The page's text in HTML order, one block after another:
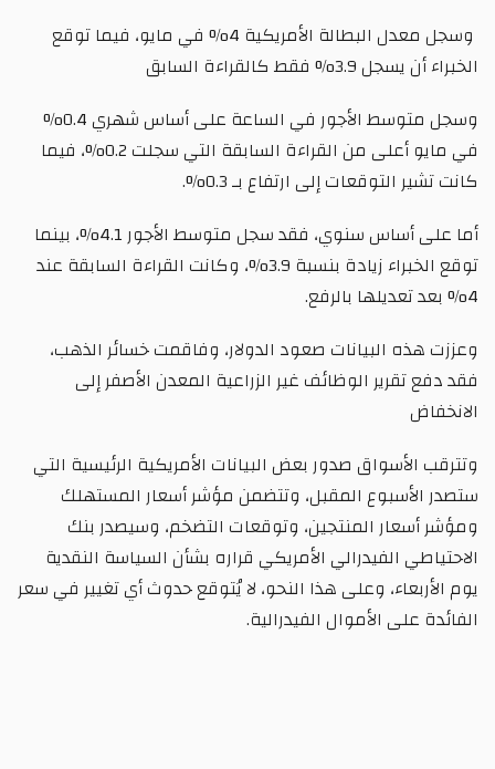
وسجل معدل البطالة الأمريكية 4% في مايو، فيما توقع
الخبراء أن يسجل 3.9% فقط كالقراءة السابق
وسجل متوسط الأجور في الساعة على أساس شهري 0.4%
في مايو أعلى من القراءة السابقة التي سجلت 0.2%، فيما
كانت تشير التوقعات إلى ارتفاع بـ 0.3%.
أما على أساس سنوي، فقد سجل متوسط الأجور 4.1%، بينما
توقع الخبراء زيادة بنسبة 3.9%، وكانت القراءة السابقة عند
4% بعد تعديلها بالرفع.
وعززت هذه البيانات صعود الدولار، وفاقمت خسائر الذهب،
فقد دفع تقرير الوظائف غير الزراعية المعدن الأصفر إلى
الانخفاض
وتترقب الأسواق صدور بعض البيانات الأمريكية الرئيسية التي
ستصدر الأسبوع المقبل، وتتضمن مؤشر أسعار المستهلك
ومؤشر أسعار المنتجين، وتوقعات التضخم، وسيصدر بنك
الاحتياطي الفيدرالي الأمريكي قراره بشأن السياسة النقدية
يوم الأربعاء، وعلى هذا النحو، لا يُتوقع حدوث أي تغيير في سعر
الفائدة على الأموال الفيدرالية.